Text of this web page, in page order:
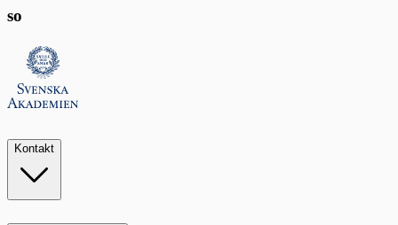
so
Kontakt